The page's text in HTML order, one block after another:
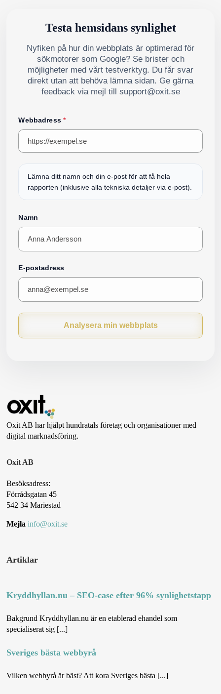
Testa hemsidans synlighet
Nyfiken på hur din webbplats är optimerad för
sökmotorer som Google? Se brister och
möjligheter med vårt testverktyg. Du får svar
direkt utan att behöva lämna sidan. Ge gärna
feedback via mejl till support@oxit.se
Webbadress *
Lämna ditt namn och din e-post för att få hela
rapporten (inklusive alla tekniska detaljer via e-post).
Namn
E-postadress
Analysera min webbplats
Oxit AB har hjälpt hundratals företag och organisationer med
digital marknadsföring.
Oxit AB
Besöksadress:
Förrådsgatan 45
542 34 Mariestad
Mejla info@oxit.se
Artiklar
Kryddhyllan.nu – SEO-case efter 96% synlighetstapp
Bakgrund Kryddhyllan.nu är en etablerad ehandel som
specialiserat sig [...]
Sveriges bästa webbyrå
Vilken webbyrå är bäst? Att kora Sveriges bästa [...]